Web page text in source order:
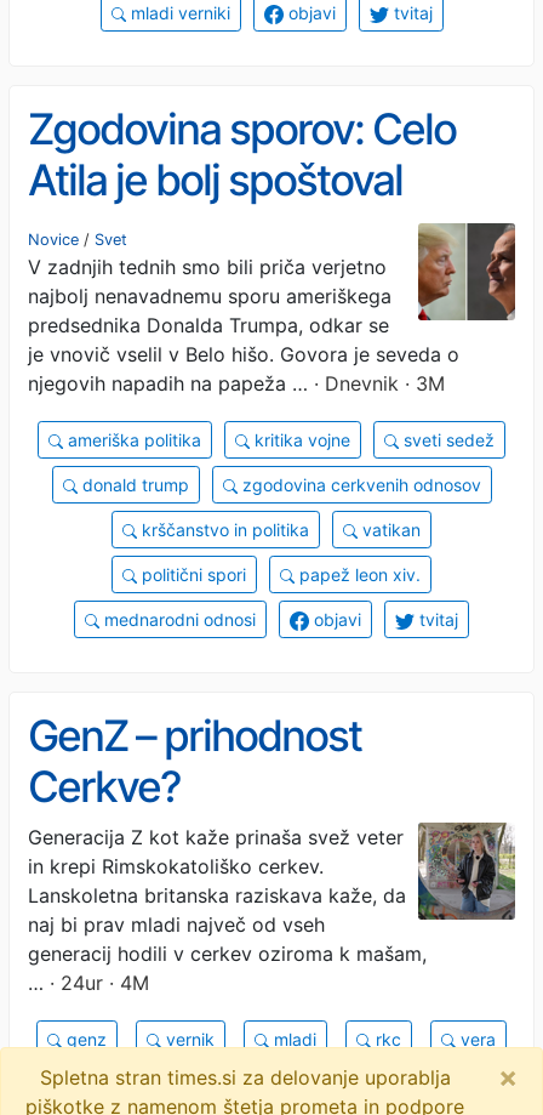
mladi verniki objavi tvitaj
Zgodovina sporov: Celo
Atila je bolj spoštoval
papeža kot Trump
Novice / Svet
V zadnjih tednih smo bili priča verjetno
najbolj nenavadnemu sporu ameriškega
predsednika Donalda Trumpa, odkar se
je vnovič vselil v Belo hišo. Govora je seveda o
njegovih napadih na papeža … · Dnevnik · 3M
ameriška politika kritika vojne sveti sedež
donald trump zgodovina cerkvenih odnosov
krščanstvo in politika vatikan
politični spori papež leon xiv.
mednarodni odnosi objavi tvitaj
GenZ – prihodnost
Cerkve?
Generacija Z kot kaže prinaša svež veter
in krepi Rimskokatoliško cerkev.
Lanskoletna britanska raziskava kaže, da
naj bi prav mladi največ od vseh
generacij hodili v cerkev oziroma k mašam,
… · 24ur · 4M
genz vernik mladi rkc vera
katehumen cerkev fokus verniki
Spletna stran times.si za delovanje uporablja
piškotke z namenom štetja prometa in podpore
×